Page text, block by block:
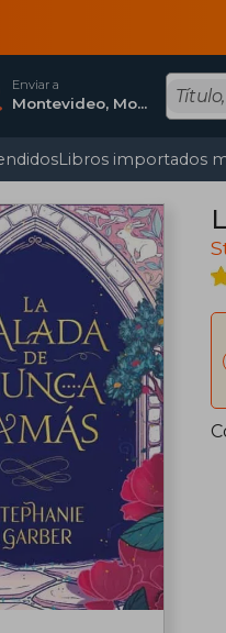
Enviar a
Montevideo, Montevideo
Libros importados